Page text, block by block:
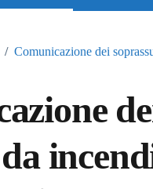
/ Comunicazione dei